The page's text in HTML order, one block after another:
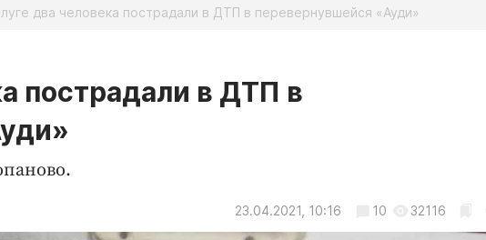
два человека пострадали в ДТП в перевернувшейся «Ауди»
пострадали в ДТП в
23.04.2021, 10:16 10 32116